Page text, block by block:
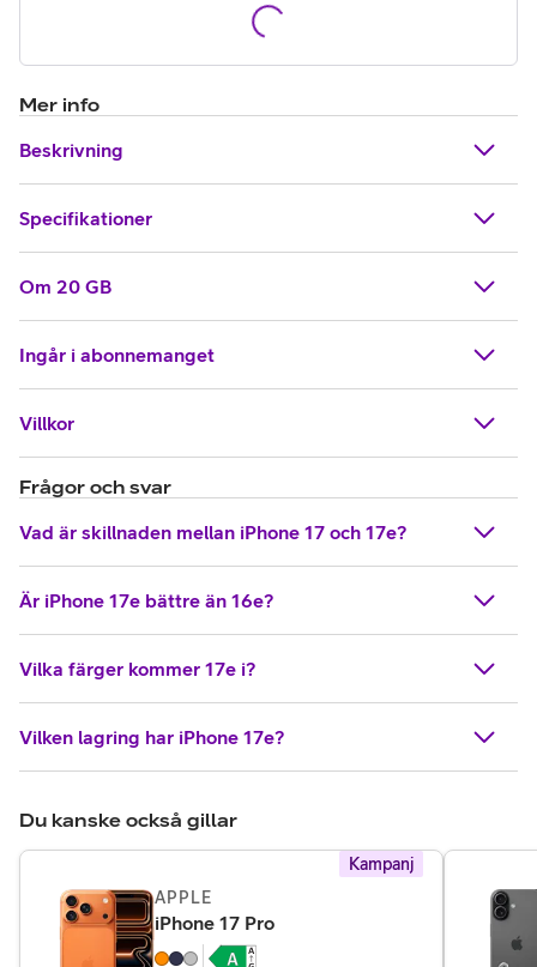
Mer info
Beskrivning
Specifikationer
Om 20 GB
Ingår i abonnemanget
Villkor
Frågor och svar
Vad är skillnaden mellan iPhone 17 och 17e?
Är iPhone 17e bättre än 16e?
Vilka färger kommer 17e i?
Vilken lagring har iPhone 17e?
Du kanske också gillar
Kampanj
APPLE
iPhone 17 Pro,